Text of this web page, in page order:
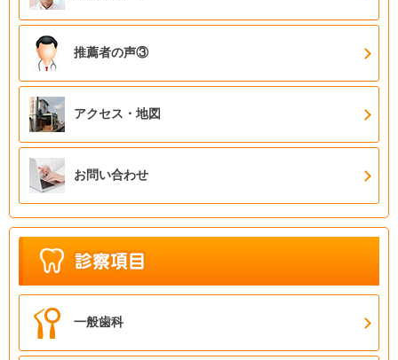
推薦者の声③
アクセス・地図
お問い合わせ
一般歯科